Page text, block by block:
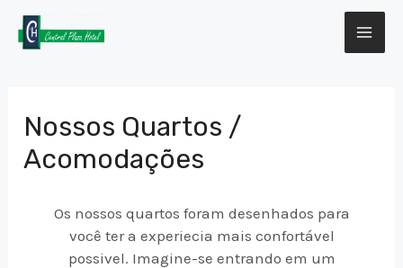
para
Nossos Quartos /
Acomodações
Os nossos quartos foram desenhados para
você ter a experiecia mais confortável
possivel. Imagine-se entrando em um